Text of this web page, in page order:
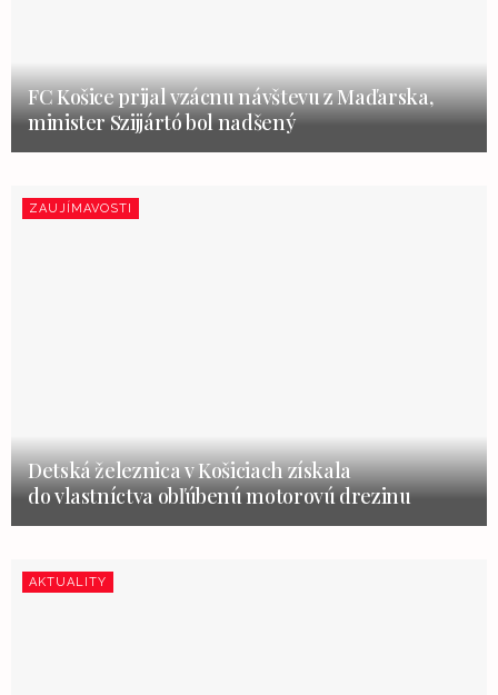
FC Košice prijal vzácnu návštevu z Maďarska,
minister Szijjártó bol nadšený
ZAUJÍMAVOSTI
Detská železnica v Košiciach získala
do vlastníctva obľúbenú motorovú drezinu
AKTUALITY